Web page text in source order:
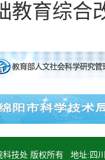
教育综合
科技处 版权所有 地址:四